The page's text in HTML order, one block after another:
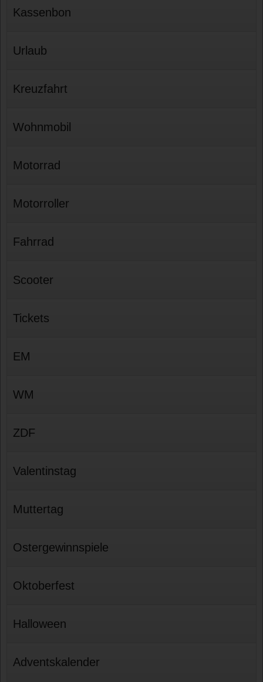
Kassenbon
Urlaub
Kreuzfahrt
Wohnmobil
Motorrad
Motorroller
Fahrrad
Scooter
Tickets
EM
WM
ZDF
Valentinstag
Muttertag
Ostergewinnspiele
Oktoberfest
Halloween
Adventskalender